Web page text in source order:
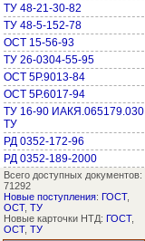
ТУ 48-21-30-82
ТУ 48-5-152-78
ОСТ 15-56-93
ТУ 26-0304-55-95
ОСТ 5Р.9013-84
ОСТ 5Р.6017-94
ТУ 16-90 ИАКЯ.065179.030
ТУ
РД 0352-172-96
РД 0352-189-2000
Всего доступных документов:
71292
Новые поступления: ГОСТ,
ОСТ, ТУ
Новые карточки НТД: ГОСТ,
ОСТ, ТУ